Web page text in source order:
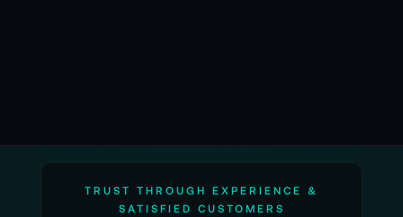
TRUST THROUGH EXPERIENCE &
SATISFIED CUSTOMERS